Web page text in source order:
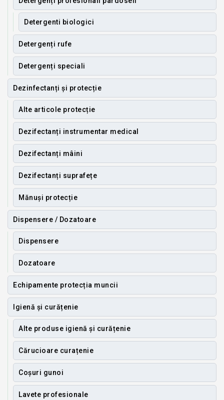
Detergenti biologici
Detergenți rufe
Detergenți speciali
Dezinfectanți și protecție
Alte articole protecție
Dezifectanți instrumentar medical
Dezifectanți mâini
Dezifectanți suprafețe
Mănuși protecție
Dispensere / Dozatoare
Dispensere
Dozatoare
Echipamente protecția muncii
Igienă și curățenie
Alte produse igienă și curățenie
Cărucioare curațenie
Coșuri gunoi
Lavete profesionale